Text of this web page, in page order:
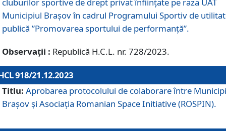
cluburilor sportive de drept privat înființate pe raza UAT
Municipiul Brașov în cadrul Programului Sportiv de
publică ”Promovarea sportului de performanță”.
Observații : Republică H.C.L. nr. 728/2023.
918/21.12.2023
Titlu: Aprobarea protocolului de colaborare între
Brașov și Asociația Romanian Space Initiative (ROSPIN).